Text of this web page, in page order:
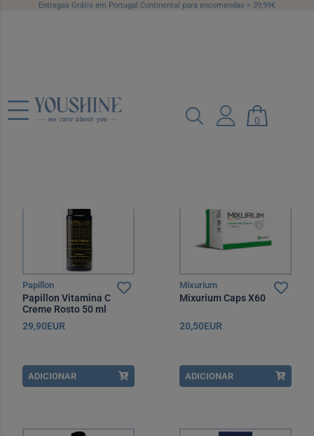
Entregas Grátis em Portugal Continental para encomendas > 39,99€
0
Categorias Marcas Preço
Papillon
Papillon Vitamina C
Creme Rosto 50 ml
29,90EUR
ADICIONAR
Mixurium
Mixurium Caps X60
20,50EUR
ADICIONAR